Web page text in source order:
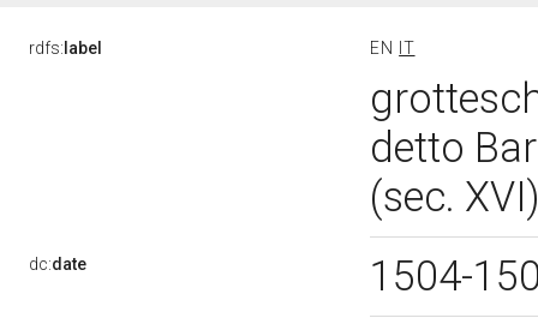
rdfs: label EN IT
detto
(sec.
dc:date 1504-